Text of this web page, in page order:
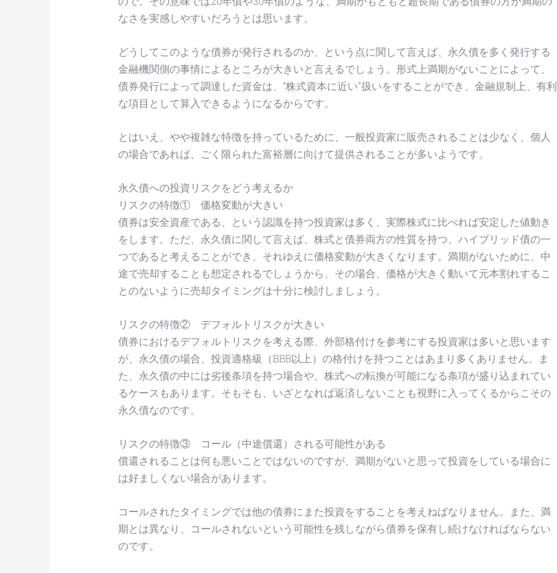
なさを実感しやすいだろうとは思います。
どうしてこのような債券が発行されるのか、という点に関して言えば、永久債を多く発行する
金融機関側の事情によるところが大きいと言えるでしょう。形式上満期がないことによって、
債券発行によって調達した資金は、“株式資本に近い”扱いをすることができ、金融規制上、有利
な項目として算入できるようになるからです。
とはいえ、やや複雑な特徴を持っているために、一般投資家に販売されることは少なく、個人
の場合であれば、ごく限られた富裕層に向けて提供されることが多いようです。
永久債への投資リスクをどう考えるか
リスクの特徴① 価格変動が大きい
債券は安全資産である、という認識を持つ投資家は多く、実際株式に比べれば安定した値動き
をします。ただ、永久債に関して言えば、株式と債券両方の性質を持つ、ハイブリッド債の一
つであると考えることができ、それゆえに価格変動が大きくなります。満期がないために、中
途で売却することも想定されるでしょうから、その場合、価格が大きく動いて元本割れするこ
とのないように売却タイミングは十分に検討しましょう。
リスクの特徴② デフォルトリスクが大きい
債券におけるデフォルトリスクを考える際、外部格付けを参考にする投資家は多いと思います
が、永久債の場合、投資適格級（BBB以上）の格付けを持つことはあまり多くありません。ま
た、永久債の中には劣後条項を持つ場合や、株式への転換が可能になる条項が盛り込まれてい
るケースもあります。そもそも、いざとなれば返済しないことも視野に入ってくるからこその
永久債なのです。
リスクの特徴③ コール（中途償還）される可能性がある
償還されることは何も悪いことではないのですが、満期がないと思って投資をしている場合に
は好ましくない場合があります。
コールされたタイミングでは他の債券にまた投資をすることを考えねばなりません。また、満
期とは異なり、コールされないという可能性を残しながら債券を保有し続けなければならない
のです。